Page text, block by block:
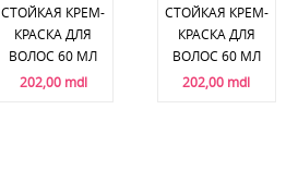
СТОЙКАЯ КРЕМ-
КРАСКА ДЛЯ
ВОЛОС 60 МЛ
202,00 mdl
СТОЙКАЯ КРЕМ-
КРАСКА ДЛЯ
ВОЛОС 60 МЛ
202,00 mdl